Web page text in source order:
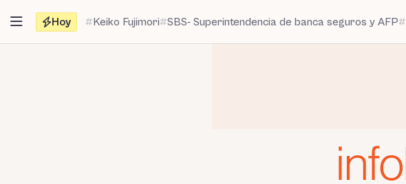
contenido
Hoy Keiko Fujimori SBS- Superintendencia de banca seguros y AFP